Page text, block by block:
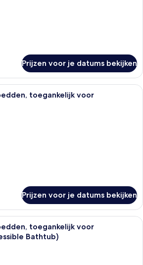
Prijzen voor je datums bekijken
Een hotelkamer met twee bedden,
toegankelijk voor
Prijzen voor je datums bekijken
Een hotelkamer met twee bedden,
toegankelijk voor
Bathtub)